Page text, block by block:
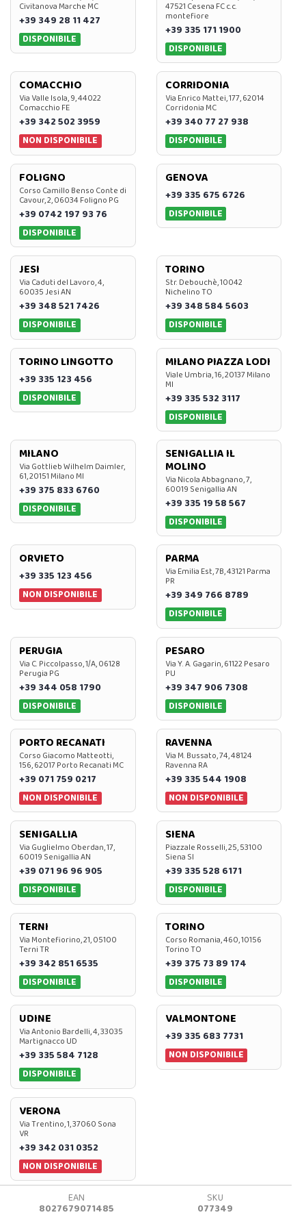
Civitanova Marche MC
+39 349 28 11 427
DISPONIBILE
47521 Cesena FC c.c.
montefiore
+39 335 171 1900
DISPONIBILE
COMACCHIO
Via Valle Isola, 9, 44022
Comacchio FE
+39 342 502 3959
NON DISPONIBILE
CORRIDONIA
Via Enrico Mattei, 177, 62014
Corridonia MC
+39 340 77 27 938
DISPONIBILE
FOLIGNO
Corso Camillo Benso Conte di
Cavour, 2, 06034 Foligno PG
+39 0742 197 93 76
DISPONIBILE
GENOVA
+39 335 675 6726
DISPONIBILE
JESI
Via Caduti del Lavoro, 4,
60035 Jesi AN
+39 348 521 7426
DISPONIBILE
TORINO
Str. Debouchè, 10042
Nichelino TO
+39 348 584 5603
DISPONIBILE
TORINO LINGOTTO
+39 335 123 456
DISPONIBILE
MILANO PIAZZA LODI
Viale Umbria, 16, 20137 Milano
MI
+39 335 532 3117
DISPONIBILE
MILANO
Via Gottlieb Wilhelm Daimler,
61, 20151 Milano MI
+39 375 833 6760
DISPONIBILE
SENIGALLIA IL
MOLINO
Via Nicola Abbagnano, 7,
60019 Senigallia AN
+39 335 19 58 567
DISPONIBILE
ORVIETO
+39 335 123 456
NON DISPONIBILE
PARMA
Via Emilia Est, 7B, 43121 Parma
PR
+39 349 766 8789
DISPONIBILE
PERUGIA
Via C. Piccolpasso, 1/A, 06128
Perugia PG
+39 344 058 1790
DISPONIBILE
PESARO
Via Y. A. Gagarin, 61122 Pesaro
PU
+39 347 906 7308
DISPONIBILE
PORTO RECANATI
Corso Giacomo Matteotti,
156, 62017 Porto Recanati MC
+39 071 759 0217
NON DISPONIBILE
RAVENNA
Via M. Bussato, 74, 48124
Ravenna RA
+39 335 544 1908
NON DISPONIBILE
SENIGALLIA
Via Guglielmo Oberdan, 17,
60019 Senigallia AN
+39 071 96 96 905
DISPONIBILE
SIENA
Piazzale Rosselli, 25, 53100
Siena SI
+39 335 528 6171
DISPONIBILE
TERNI
Via Montefiorino, 21, 05100
Terni TR
+39 342 851 6535
DISPONIBILE
TORINO
Corso Romania, 460, 10156
Torino TO
+39 375 73 89 174
DISPONIBILE
UDINE
Via Antonio Bardelli, 4, 33035
Martignacco UD
+39 335 584 7128
DISPONIBILE
VALMONTONE
+39 335 683 7731
NON DISPONIBILE
VERONA
Via Trentino, 1, 37060 Sona
VR
+39 342 031 0352
NON DISPONIBILE
EAN
8027679071485
SKU
077349